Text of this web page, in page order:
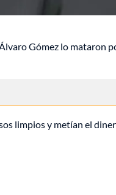
Gómez lo mataron
limpios y metían el